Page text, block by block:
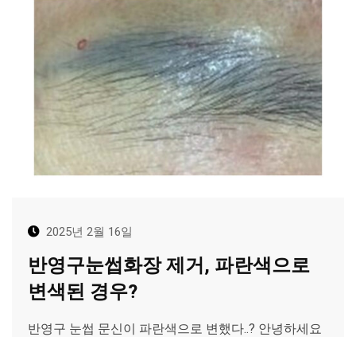
2025년 2월 16일
반영구눈썹화장 제거, 파란색으로
변색된 경우?
반영구 눈썹 문신이 파란색으로 변했다..? 안녕하세요